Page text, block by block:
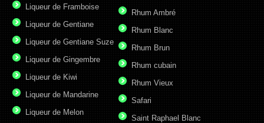
Liqueur de Framboise
Liqueur de Gentiane
Liqueur de Gentiane Suze
Liqueur de Gingembre
Liqueur de Kiwi
Liqueur de Mandarine
Liqueur de Melon
Rhum Ambré
Rhum Blanc
Rhum Brun
Rhum cubain
Rhum Vieux
Safari
Saint Raphael Blanc